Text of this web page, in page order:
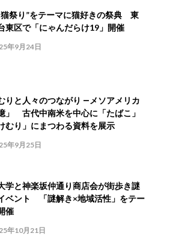
猫祭り”をテーマに猫好きの祭典 東
東区で「にゃんだらけ19」開催
年9月24日
りと人々のつながり ―メソアメリカ
」 古代中南米を中心に「たばこ」
むり」にまつわる資料を展示
年9月25日
学と神楽坂仲通り商店会が街歩き謎
ベント 「謎解き×地域活性」をテー
催
年10月21日